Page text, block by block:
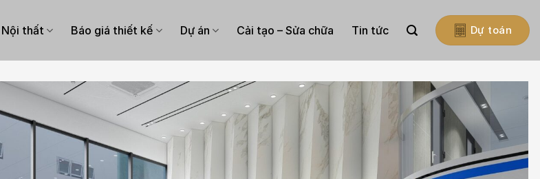
Nội thất Báo giá thiết kế Dự án Cải tạo – Sửa chữa Tin tức Dự toán